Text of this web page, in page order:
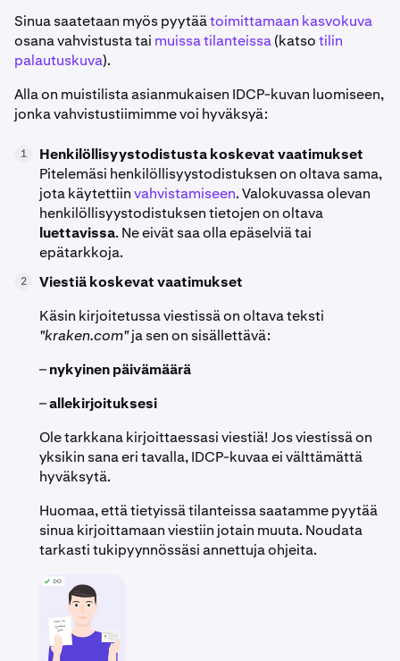
Sinua saatetaan myös pyytäätoimittamaan kasvokuva
osana vahvistusta tai muissa tilanteissa(katsotilin
palautuskuva).
Alla on muistilista asianmukaisen IDCP-kuvan luomiseen,
jonka vahvistustiimimme voi hyväksyä:
1
Henkilöllisyystodistusta koskevat vaatimukset
Pitelemäsi henkilöllisyystodistuksen on oltava sama,
jota käytettiinvahvistamiseen. Valokuvassa olevan
henkilöllisyystodistuksen tietojen on oltava
luettavissa. Ne eivät saa olla epäselviä tai
epätarkkoja.
2
Viestiä koskevat vaatimukset
Käsin kirjoitetussa viestissä on oltava teksti
"kraken.com"ja sen on sisällettävä:
–nykyinen päivämäärä
–allekirjoituksesi
Ole tarkkana kirjoittaessasi viestiä! Jos viestissä on
yksikin sana eri tavalla, IDCP-kuvaa ei välttämättä
hyväksytä.
Huomaa, että tietyissä tilanteissa saatamme pyytää
sinua kirjoittamaan viestiin jotain muuta. Noudata
tarkasti tukipyynnössäsi annettuja ohjeita.